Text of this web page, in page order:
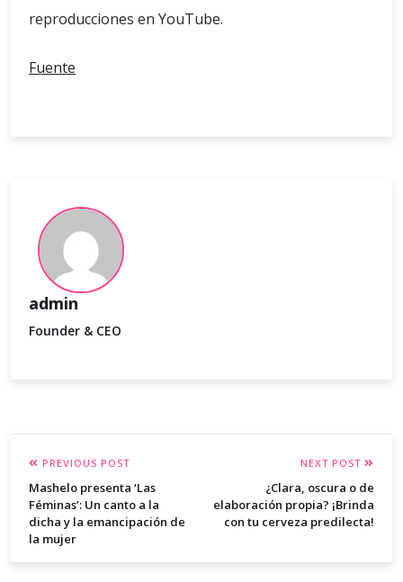
reproducciones en YouTube.
Fuente
admin
Founder & CEO
PREVIOUS POST
Mashelo presenta ‘Las
Féminas’: Un canto a la
dicha y la emancipación de
la mujer
NEXT POST
¿Clara, oscura o de
elaboración propia? ¡Brinda
con tu cerveza predilecta!